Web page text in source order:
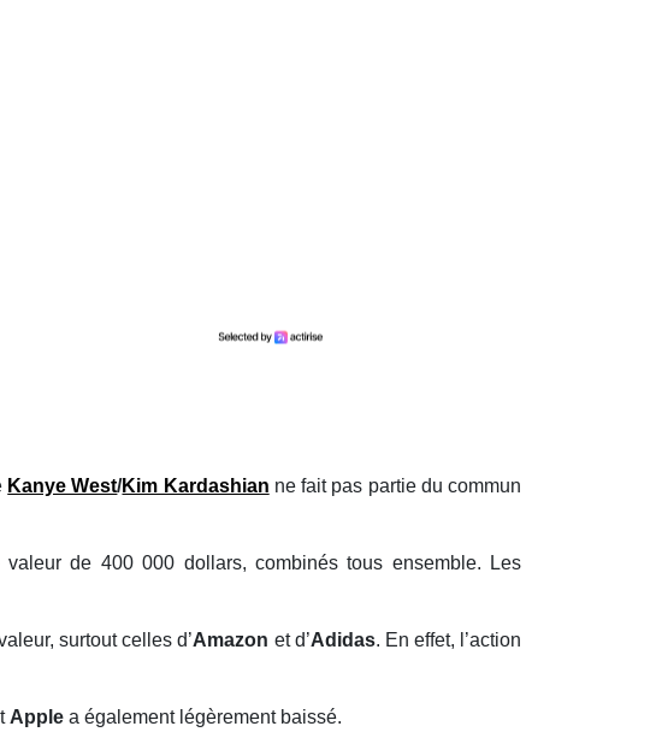
Kanye West/Kim Kardashian ne fait pas partie du commun
de 400 000 dollars, combinés tous ensemble. Les
surtout celles d’Amazon et d’Adidas. En effet, l’action
Apple a également légèrement baissé.